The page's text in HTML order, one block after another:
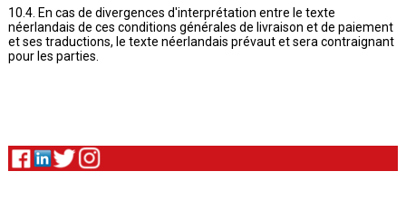
10.4. En cas de divergences d'interprétation entre le texte
néerlandais de ces conditions générales de livraison et de paiement
et ses traductions, le texte néerlandais prévaut et sera contraignant
pour les parties.